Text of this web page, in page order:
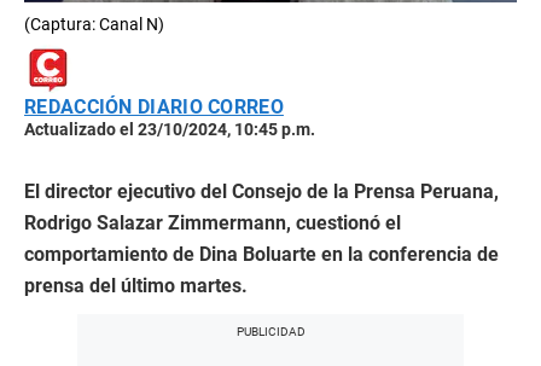
(Captura: Canal N)
REDACCIÓN DIARIO CORREO
Actualizado el 23/10/2024, 10:45 p.m.
El director ejecutivo del Consejo de la Prensa Peruana,
Rodrigo Salazar Zimmermann, cuestionó el
comportamiento de Dina Boluarte en la conferencia de
prensa del último martes.